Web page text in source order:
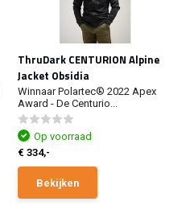
ThruDark CENTURION Alpine
Jacket Obsidia
Winnaar Polartec® 2022 Apex
Award - De Centurio...
Op voorraad
€ 334,-
Bekijken